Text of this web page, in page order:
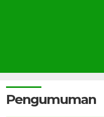
Pengumuman